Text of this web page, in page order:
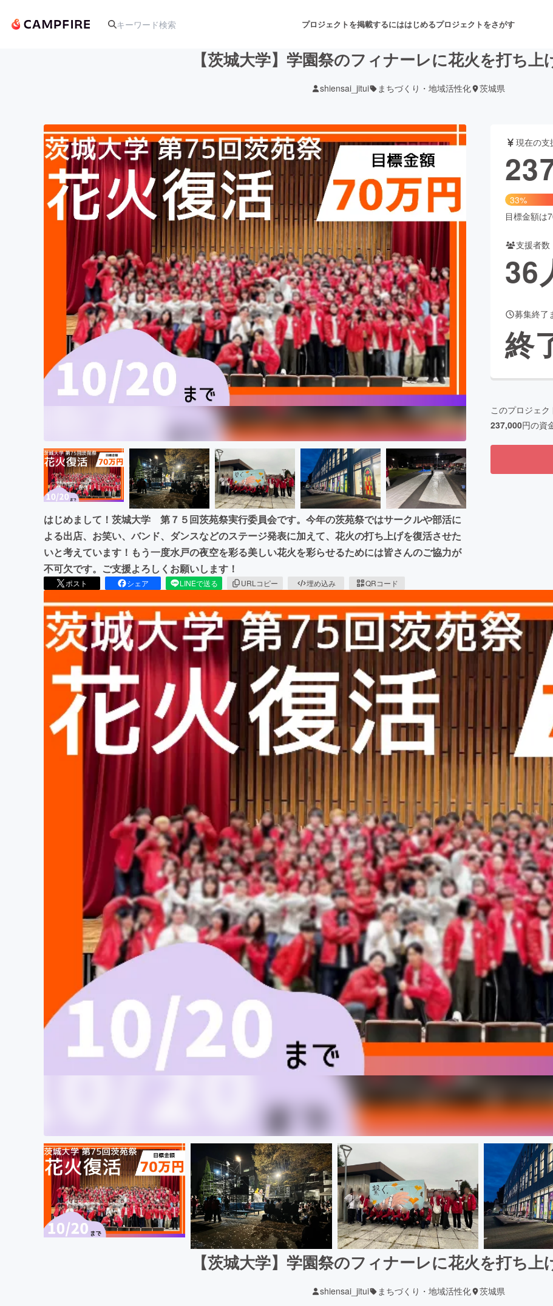
プロジェクトを掲載するにははじめるプロジェクトをさがす
アート・写真 音楽 舞台・パフォーマンス
テクノロジー・ガジェット ゲーム・サービス開発 フード・飲食店
映像・映画 書籍・雑誌出版 アニメ・漫画
ビジネス・起業 チャレンジ ビューティー・ヘルスケア
まちづくり・地域活性化
CAMPFIRE for Social GoodCAMPFIRE Creation
CAMPFIREふるさと納税machi-yaコミュニティ
【茨城大学】学園祭のフィナーレに花火を打ち上
shiensai_jitui まちづくり・地域活性化 茨城県
はじめまして！茨城大学 第７５回茨苑祭実行委員会です。今年の茨苑祭ではサークルや部活に
よる出店、お笑い、バンド、ダンスなどのステージ発表に加えて、花火の打ち上げを復活させた
いと考えています！もう一度水戸の夜空を彩る美しい花火を彩らせるためには皆さんのご協力が
不可欠です。ご支援よろしくお願いします！
ポスト シェア LINEで送る URLコピー 埋め込み QRコード
現在の支
33%
目標金額は
支援者数
36
募集終了
終
このプロジェク
237,000円の資
【茨城大学】学園祭のフィナーレに花火を打ち上
shiensai_jitui まちづくり・地域活性化 茨城県